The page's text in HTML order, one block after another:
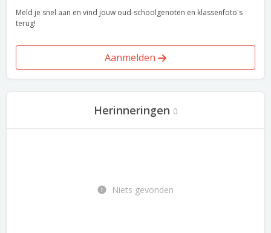
Meld je snel aan en vind jouw oud-schoolgenoten en klassenfoto's
terug!
Aanmelden
Herinneringen 0
Niets gevonden